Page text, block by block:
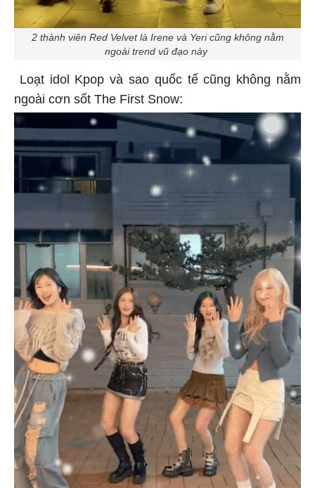
2 thành viên Red Velvet là Irene và Yeri cũng không nằm
ngoài trend vũ đạo này
Loạt idol Kpop và sao quốc tế cũng không nằm
ngoài cơn sốt The First Snow: